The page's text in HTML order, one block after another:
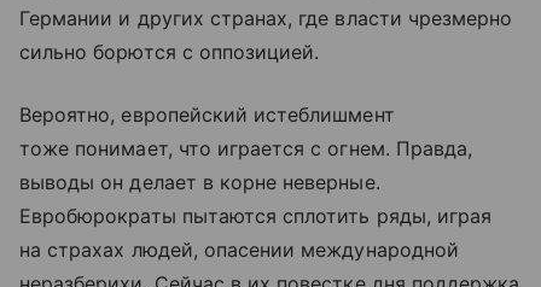
Германии и других странах, где власти чрезмерно
сильно борются с оппозицией.
Вероятно, европейский истеблишмент
тоже понимает, что играется с огнем. Правда,
выводы он делает в корне неверные.
Евробюрократы пытаются сплотить ряды, играя
на страхах людей, опасении международной